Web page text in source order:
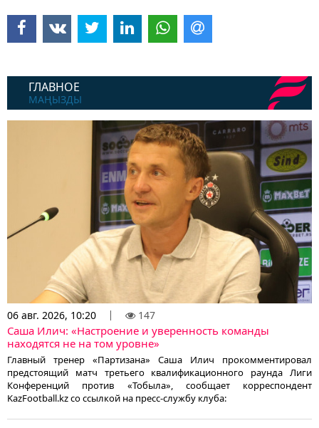
ГЛАВНОЕ
МАҢЫЗДЫ
06 авг. 2026, 10:20 147
Саша Илич: «Настроение и уверенность команды
находятся не на том уровне»
Главный тренер «Партизана» Саша Илич прокомментировал
предстоящий матч третьего квалификационного раунда Лиги
Конференций против «Тобыла», сообщает корреспондент
KazFootball.kz со ссылкой на пресс-службу клуба: